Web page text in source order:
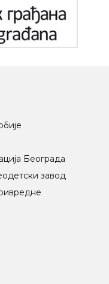
Београда
завод